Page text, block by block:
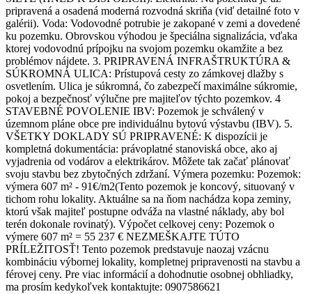
pripravená a osadená moderná rozvodná skriňa (viď detailné foto v
galérii). Voda: Vodovodné potrubie je zakopané v zemi a dovedené
ku pozemku. Obrovskou výhodou je špeciálna signalizácia, vďaka
ktorej vodovodnú prípojku na svojom pozemku okamžite a bez
problémov nájdete. 3. PRIPRAVENÁ INFRAŠTRUKTÚRA &
SÚKROMNÁ ULICA: Prístupová cesty zo zámkovej dlažby s
osvetlením. Ulica je súkromná, čo zabezpečí maximálne súkromie,
pokoj a bezpečnosť výlučne pre majiteľov týchto pozemkov. 4
STAVEBNÉ POVOLENIE IBV: Pozemok je schválený v
územnom pláne obce pre individuálnu bytovú výstavbu (IBV). 5.
VŠETKY DOKLADY SÚ PRIPRAVENÉ: K dispozícii je
kompletná dokumentácia: právoplatné stanoviská obce, ako aj
vyjadrenia od vodárov a elektrikárov. Môžete tak začať plánovať
svoju stavbu bez zbytočných zdržaní. Výmera pozemku: Pozemok:
výmera 607 m² - 91€/m2(Tento pozemok je koncový, situovaný v
tichom rohu lokality. Aktuálne sa na ňom nachádza kopa zeminy,
ktorú však majiteľ postupne odváža na vlastné náklady, aby bol
terén dokonale rovinatý). Výpočet celkovej ceny: Pozemok o
výmere 607 m² = 55 237 € NEZMEŠKAJTE TÚTO
PRÍLEŽITOSŤ! Tento pozemok predstavuje naozaj vzácnu
kombináciu výbornej lokality, kompletnej pripravenosti na stavbu a
férovej ceny. Pre viac informácií a dohodnutie osobnej obhliadky,
ma prosím kedykoľvek kontaktujte: 0907586621